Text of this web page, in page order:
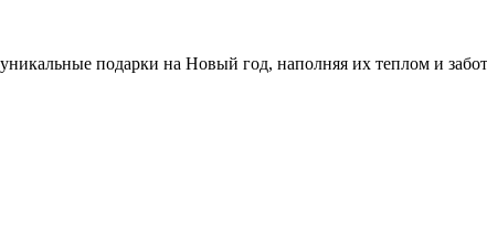
подарки на Новый год, наполняя их теплом и